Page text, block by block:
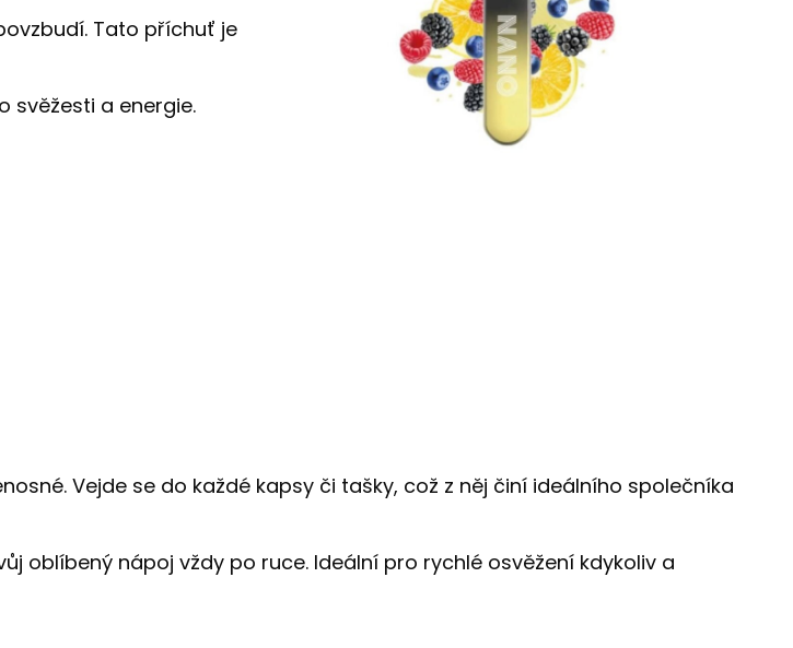
Tato příchuť je
svěžesti a energie.
Vejde se do každé kapsy či tašky, což z něj činí ideálního společníka
oblíbený nápoj vždy po ruce. Ideální pro rychlé osvěžení kdykoliv a